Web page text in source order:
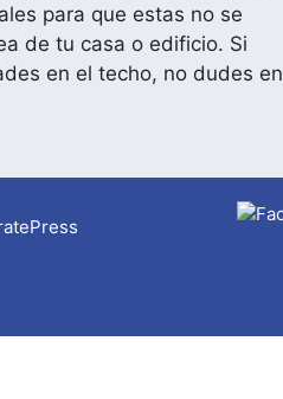
para que estas no se
de tu casa o edificio. Si
en el techo, no dudes en